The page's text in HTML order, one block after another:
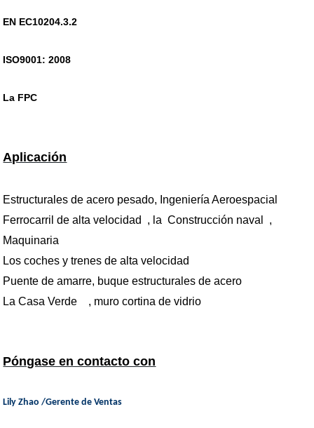
EN EC10204.3.2
ISO9001: 2008
La FPC
Aplicación
Estructurales de acero pesado, Ingeniería Aeroespacial
Ferrocarril de alta velocidad , la Construcción naval ,
Maquinaria
Los coches y trenes de alta velocidad
Puente de amarre, buque estructurales de acero
La Casa Verde , muro cortina de vidrio
Póngase en contacto con
Lily Zhao /Gerente de Ventas